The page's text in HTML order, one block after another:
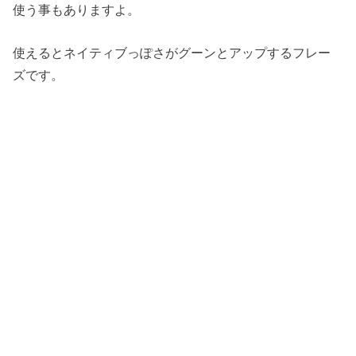
使う事もありますよ。
使えるとネイティブっぽさがグーンとアップするフレー
ズです。